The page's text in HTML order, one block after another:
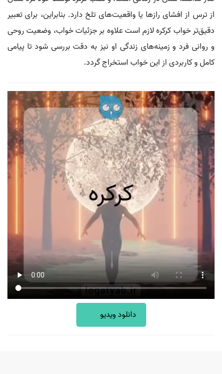
از ترس از افشای رازها یا واقعیت‌های تلخ دارد. بنابراین، برای تعبیر
دقیق‌تر خواب کرکره لازم است علاوه بر جزئیات خواب، وضعیت روحی
و روانی فرد و زمینه‌های زندگی او نیز به دقت بررسی شود تا پیامی
کامل و کاربردی از این خواب استخراج گردد.
دانلود ویدیو